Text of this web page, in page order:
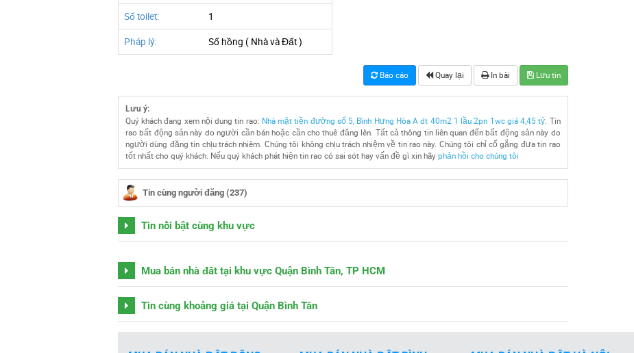
Số toilet: 1
Pháp lý: Sổ hồng ( Nhà và Đất )
Báo cáo Quay lại In bài Lưu tin
Lưu ý:
Quý khách đang xem nội dung tin rao: Nhà mặt tiền đường số 5, Bình Hưng Hòa A dt 40m2 1 lầu 2pn 1wc giá 4,45 tỷ. Tin
rao bất động sản này do người cần bán hoặc cần cho thuê đăng lên. Tất cả thông tin liên quan đến bất động sản này do
người dùng đăng tin chịu trách nhiêm. Chúng tôi không chịu trách nhiệm về tin rao này. Chúng tôi chỉ cố gắng đưa tin rao
tốt nhất cho quý khách. Nếu quý khách phát hiện tin rao có sai sót hay vấn đề gì xin hãy phản hồi cho chúng tôi
Tin cùng người đăng (237)
Tin nổi bật cùng khu vực
Mua bán nhà đất tại khu vực Quận Bình Tân, TP HCM
Tin cùng khoảng giá tại Quận Bình Tân